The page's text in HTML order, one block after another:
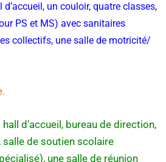
un couloir, quatre classes,
PS et MS) avec sanitaires
collectifs, une salle de motricité/
d’accueil, bureau de direction,
de soutien scolaire
une salle de réunion